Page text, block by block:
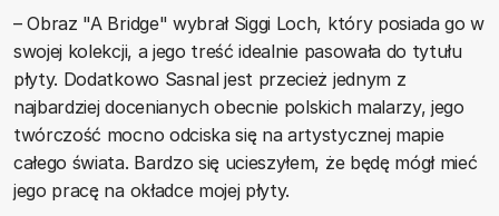
– Obraz "A Bridge" wybrał Siggi Loch, który posiada go w
swojej kolekcji, a jego treść idealnie pasowała do tytułu
płyty. Dodatkowo Sasnal jest przecież jednym z
najbardziej docenianych obecnie polskich malarzy, jego
twórczość mocno odciska się na artystycznej mapie
całego świata. Bardzo się ucieszyłem, że będę mógł mieć
jego pracę na okładce mojej płyty.